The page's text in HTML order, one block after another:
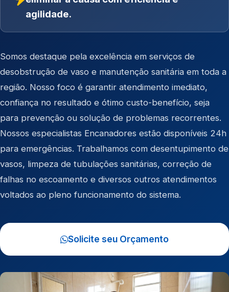
agilidade.
Somos destaque pela excelência em serviços de
desobstrução de vaso e manutenção sanitária em toda a
região. Nosso foco é garantir atendimento imediato,
confiança no resultado e ótimo custo-benefício, seja
para prevenção ou solução de problemas recorrentes.
Nossos especialistas Encanadores estão disponíveis 24h
para emergências. Trabalhamos com desentupimento de
vasos, limpeza de tubulações sanitárias, correção de
falhas no escoamento e diversos outros atendimentos
voltados ao pleno funcionamento do sistema.
Solicite seu Orçamento